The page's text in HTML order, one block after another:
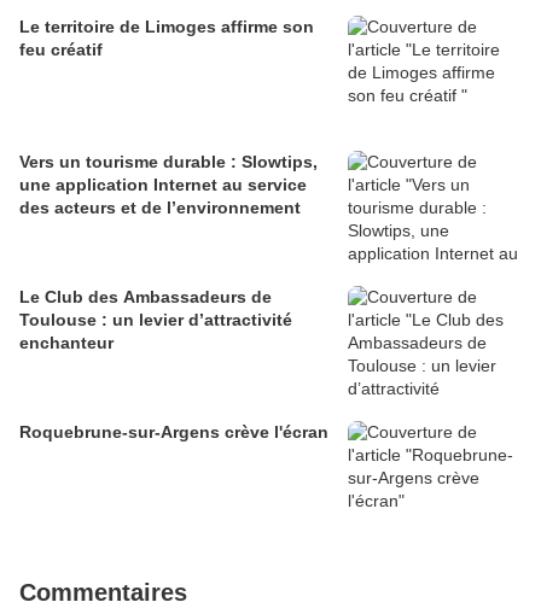
Le territoire de Limoges affirme son
feu créatif
Vers un tourisme durable : Slowtips,
une application Internet au service
des acteurs et de l’environnement
Le Club des Ambassadeurs de
Toulouse : un levier d’attractivité
enchanteur
Roquebrune-sur-Argens crève l'écran
Commentaires